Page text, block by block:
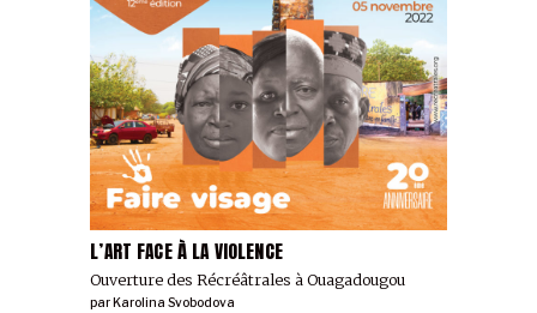
L’ART FACE À LA VIOLENCE
Ouverture des Récréâtrales à Ouagadougou
par Karolina Svobodova